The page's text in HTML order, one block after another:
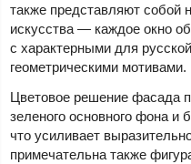
также представляют собой
искусства — каждое окно
с характерными для
геометрическими мотивами.
Цветовое решение фасада
зеленого основного фона и
что усиливает
примечательна также